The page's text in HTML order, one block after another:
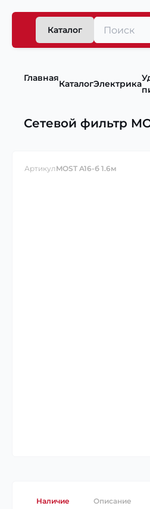
Каталог
Главная
КаталогЭлектрика
Сетевой фильтр
АртикулMOST A16-б 1.6м
Наличие Описание